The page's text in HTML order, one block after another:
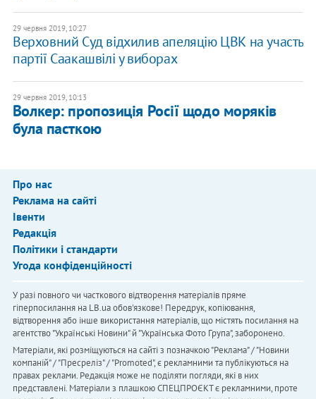
29 червня 2019, 10:27
Верховний Суд відхилив апеляцію ЦВК на участь
партії Саакашвілі у виборах
29 червня 2019, 10:13
Волкер: пропозиція Росії щодо моряків
була пасткою
Про нас
Реклама на сайті
Івенти
Редакція
Політики і стандарти
Угода конфіденційності
У разі повного чи часткового відтворення матеріалів пряме
гіперпосилання на LB.ua обов'язкове! Передрук, копіювання,
відтворення або інше використання матеріалів, що містять посилання на
агентство "Українськi Новини" й "Українська Фото Група", заборонено.
Матеріали, які розміщуються на сайті з позначкою "Реклама" / "Новини
компаній" / "Пресреліз" / "Promoted", є рекламними та публікуються на
правах реклами. Редакція може не поділяти погляди, які в них
представлені. Матеріали з плашкою СПЕЦПРОЄКТ є рекламними, проте